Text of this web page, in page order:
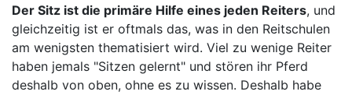
Der Sitz ist die primäre Hilfe eines jeden Reiters, und
gleichzeitig ist er oftmals das, was in den Reitschulen
am wenigsten thematisiert wird. Viel zu wenige Reiter
haben jemals "Sitzen gelernt" und stören ihr Pferd
deshalb von oben, ohne es zu wissen. Deshalb habe